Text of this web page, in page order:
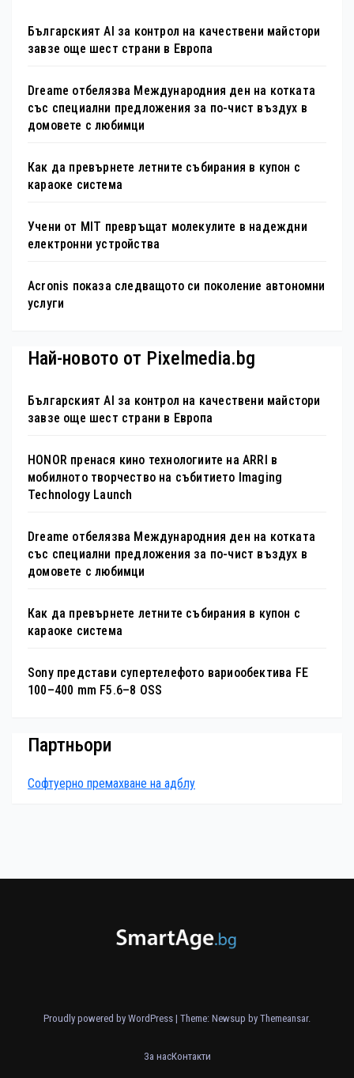
Българският AI за контрол на качествени майстори
завзе още шест страни в Европа
Dreame отбелязва Международния ден на котката
със специални предложения за по-чист въздух в
домовете с любимци
Как да превърнете летните събирания в купон с
караоке система
Учени от MIT превръщат молекулите в надеждни
електронни устройства
Acronis показа следващото си поколение автономни
услуги
Най-новото от Pixelmedia.bg
Българският AI за контрол на качествени майстори
завзе още шест страни в Европа
HONOR пренася кино технологиите на ARRI в
мобилното творчество на събитието Imaging
Technology Launch
Dreame отбелязва Международния ден на котката
със специални предложения за по-чист въздух в
домовете с любимци
Как да превърнете летните събирания в купон с
караоке система
Sony представи супертелефото вариообектива FE
100–400 mm F5.6–8 OSS
Партньори
Софтуерно премахване на адблу
Proudly powered by WordPress | Theme: Newsup by Themeansar.
За насКонтакти